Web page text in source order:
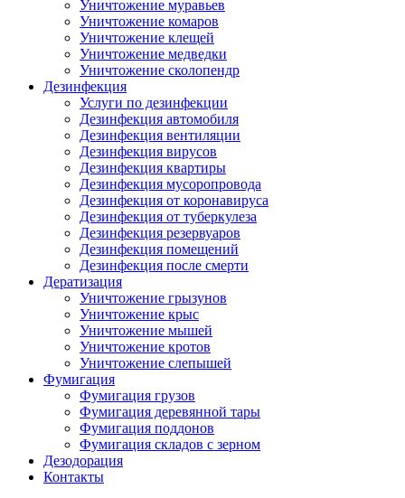
Уничтожение муравьев
Уничтожение комаров
Уничтожение клещей
Уничтожение медведки
Уничтожение сколопендр
Дезинфекция
Услуги по дезинфекции
Дезинфекция автомобиля
Дезинфекция вентиляции
Дезинфекция вирусов
Дезинфекция квартиры
Дезинфекция мусоропровода
Дезинфекция от коронавируса
Дезинфекция от туберкулеза
Дезинфекция резервуаров
Дезинфекция помещений
Дезинфекция после смерти
Дератизация
Уничтожение грызунов
Уничтожение крыс
Уничтожение мышей
Уничтожение кротов
Уничтожение слепышей
Фумигация
Фумигация грузов
Фумигация деревянной тары
Фумигация поддонов
Фумигация складов с зерном
Дезодорация
Контакты